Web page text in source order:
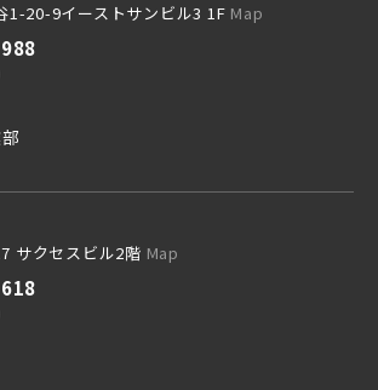
1-20-9イーストサンビル3 1F Map
サクセスビル2階 Map